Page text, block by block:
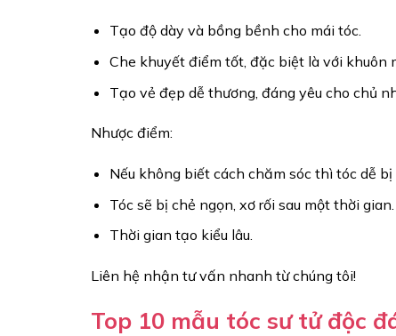
Tạo độ dày và bồng bềnh cho mái tóc.
Che khuyết điểm tốt, đặc biệt là với khuôn
Tạo vẻ đẹp dễ thương, đáng yêu cho chủ
Nhược điểm:
Nếu không biết cách chăm sóc thì tóc dễ bị
Tóc sẽ bị chẻ ngọn, xơ rối sau một thời gian.
Thời gian tạo kiểu lâu.
Liên hệ nhận tư vấn nhanh từ chúng tôi!
Top 10 mẫu tóc sư tử độc